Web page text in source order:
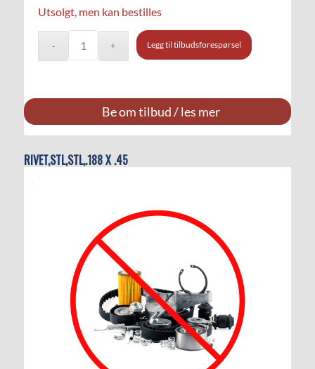
Utsolgt, men kan bestilles
Legg til tilbudsforespørsel
Be om tilbud / les mer
RIVET,STL,STL,.188 X .45